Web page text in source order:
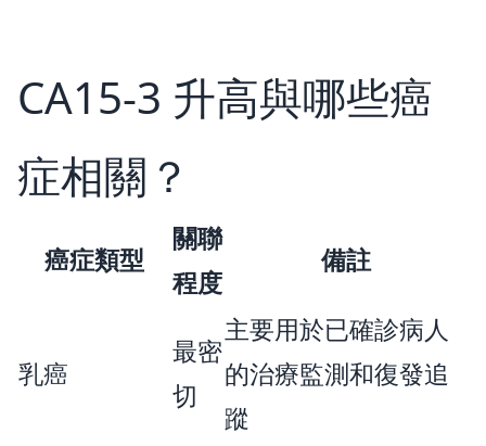
CA15-3 升高與哪些癌
症相關？
癌症類型
關聯
程度
備註
乳癌
最密
切
主要用於已確診病人
的治療監測和復發追
蹤